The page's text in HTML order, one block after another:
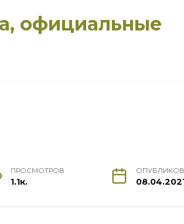
официальные
ПРОСМОТРОВ
1.1к.